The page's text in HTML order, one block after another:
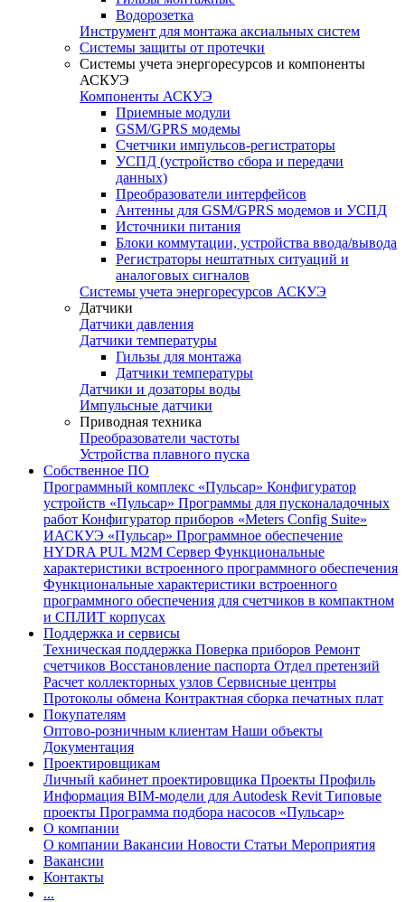
Водорозетка
Инструмент для монтажа аксиальных систем
Системы защиты от протечки
Системы учета энергоресурсов и компоненты
АСКУЭ
Компоненты АСКУЭ
Приемные модули
GSM/GPRS модемы
Счетчики импульсов-регистраторы
УСПД (устройство сбора и передачи
данных)
Преобразователи интерфейсов
Антенны для GSM/GPRS модемов и УСПД
Источники питания
Блоки коммутации, устройства ввода/вывода
Регистраторы нештатных ситуаций и
аналоговых сигналов
Системы учета энергоресурсов АСКУЭ
Датчики
Датчики давления
Датчики температуры
Гильзы для монтажа
Датчики температуры
Датчики и дозаторы воды
Импульсные датчики
Приводная техника
Преобразователи частоты
Устройства плавного пуска
Собственное ПО
Программный комплекс «Пульсар» Конфигуратор
устройств «Пульсар» Программы для пусконаладочных
работ Конфигуратор приборов «Meters Config Suite»
ИАСКУЭ «Пульсар» Программное обеспечение
HYDRA PUL M2M Сервер Функциональные
характеристики встроенного программного обеспечения
Функциональные характеристики встроенного
программного обеспечения для счетчиков в компактном
и СПЛИТ корпусах
Поддержка и сервисы
Техническая поддержка Поверка приборов Ремонт
счетчиков Восстановление паспорта Отдел претензий
Расчет коллекторных узлов Сервисные центры
Протоколы обмена Контрактная сборка печатных плат
Покупателям
Оптово-розничным клиентам Наши объекты
Документация
Проектировщикам
Личный кабинет проектировщика Проекты Профиль
Информация BIM-модели для Autodesk Revit Типовые
проекты Программа подбора насосов «Пульсар»
О компании
О компании Вакансии Новости Статьи Мероприятия
Вакансии
Контакты
...